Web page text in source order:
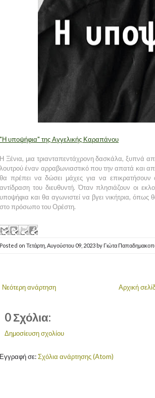
"Η υποψήφια" της Αγγελικής Καραπάνου
Η Ξένια, μια τριανταπεντάχρονη δασκάλα, ξυπνά
λουτρού έναν αρραβωνιαστικό που την απατά και
θα πρέπει να δώσει μάχες για να επικρατήσουν
αντίδραση του διευθυντή. Όταν πλησιάζουν οι
υποψήφια και θα αγωνιστεί να βγει νικήτρια,
στο πρόσωπο του Ορέστη.
Posted on Τετάρτη, Αυγούστου 09, 2023 by Γιώτα
Νεότερη ανάρτηση Αρχική
0 Σχόλια:
Δημοσίευση σχολίου
Εγγραφή σε:Σχόλια ανάρτησης (Atom)